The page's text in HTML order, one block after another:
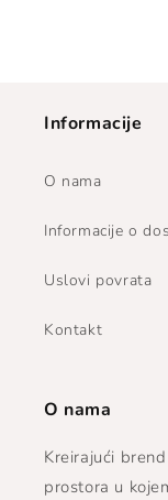
Informacije
O nama
Informacije o
Uslovi povrata
Kontakt
O nama
Kreirajući
prostora u